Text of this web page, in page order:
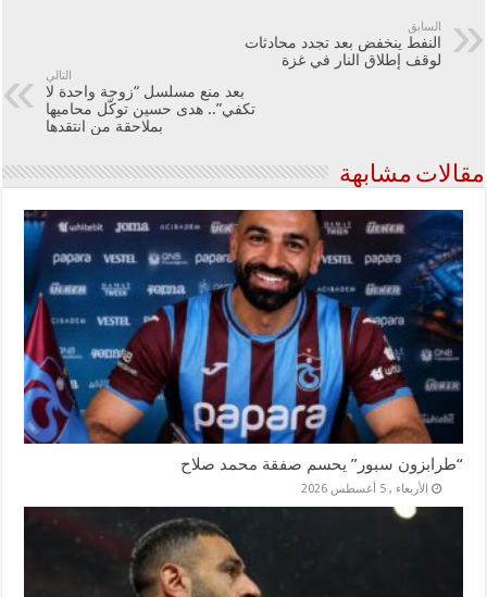
السابق
النفط ينخفض بعد تجدد محادثات
لوقف إطلاق النار في غزة
التالي
بعد منع مسلسل “زوجة واحدة لا
تكفي”.. هدى حسين توكّل محاميها
بملاحقة من انتقدها
مقالات مشابهة
“طرابزون سبور” يحسم صفقة محمد صلاح
الأربعاء , 5 أغسطس 2026